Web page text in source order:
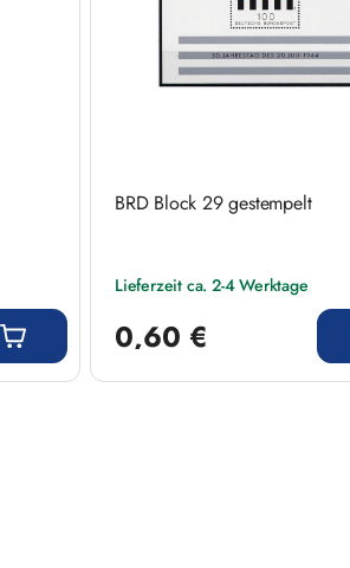
BRD Block 29 gestempelt
Lieferzeit ca. 2-4 Werktage
0,60 €